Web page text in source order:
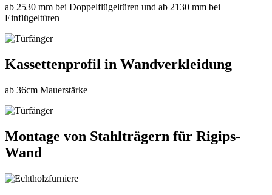
ab 2530 mm bei Doppelflügeltüren und ab 2130 mm bei
Einflügeltüren
Kassettenprofil in Wandverkleidung
ab 36cm Mauerstärke
Montage von Stahlträgern für Rigips-
Wand